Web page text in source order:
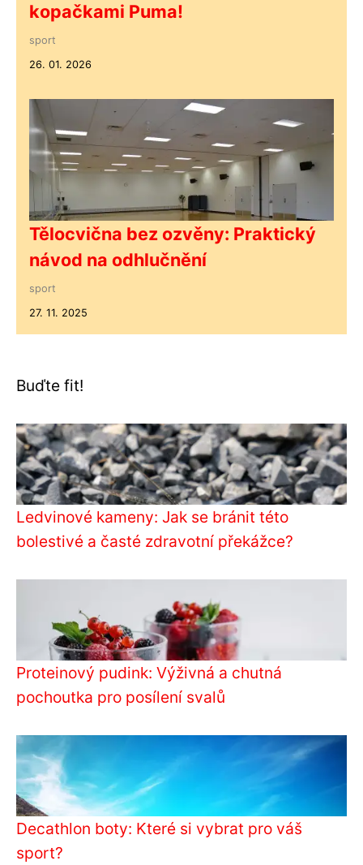
kopačkami Puma!
sport
26. 01. 2026
Tělocvična bez ozvěny: Praktický
návod na odhlučnění
sport
27. 11. 2025
Buďte fit!
Ledvinové kameny: Jak se bránit této
bolestivé a časté zdravotní překážce?
Proteinový pudink: Výživná a chutná
pochoutka pro posílení svalů
Decathlon boty: Které si vybrat pro váš
sport?